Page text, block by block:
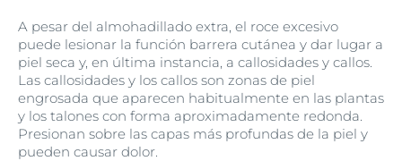
A pesar del almohadillado extra, el roce excesivo
puede lesionar la función barrera cutánea y dar lugar a
piel seca y, en última instancia, a callosidades y callos.
Las callosidades y los callos son zonas de piel
engrosada que aparecen habitualmente en las plantas
y los talones con forma aproximadamente redonda.
Presionan sobre las capas más profundas de la piel y
pueden causar dolor.